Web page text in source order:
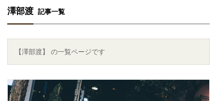
澤部渡 記事一覧
【澤部渡】 の一覧ページです